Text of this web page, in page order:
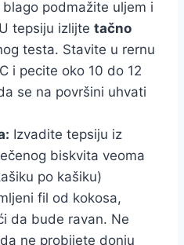
podmažite uljem i
tepsiju izlijte tačno
testa. Stavite u rernu
i pecite oko 10 do 12
se na površini uhvati
Izvadite tepsiju iz
biskvita veoma
po kašiku)
fil od kokosa,
da bude ravan. Ne
ne probijete donju